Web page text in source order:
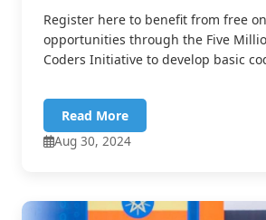
Register here to benefit from free
opportunities through the Five
Coders Initiative to develop basic
Read More
Aug 30, 2024